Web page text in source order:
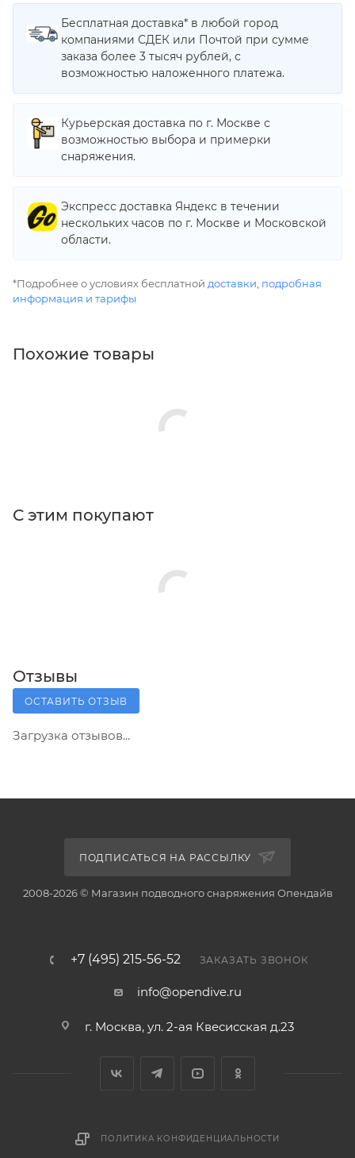
Бесплатная доставка* в любой город
компаниями СДЕК или Почтой при сумме
заказа более 3 тысяч рублей, с
возможностью наложенного платежа.
Курьерская доставка по г. Москве с
возможностью выбора и примерки
снаряжения.
Экспресс доставка Яндекс в течении
нескольких часов по г. Москве и Московской
области.
*Подробнее о условиях бесплатной доставки, подробная
информация и тарифы
Похожие товары
С этим покупают
Отзывы
ОСТАВИТЬ ОТЗЫВ
Загрузка отзывов...
ПОДПИСАТЬСЯ НА РАССЫЛКУ
2008-2026 © Магазин подводного снаряжения Опендайв
+7 (495) 215-56-52 ЗАКАЗАТЬ ЗВОНОК
info@opendive.ru
г. Москва, ул. 2-ая Квесисская д.23
ПОЛИТИКА КОНФИДЕНЦИАЛЬНОСТИ